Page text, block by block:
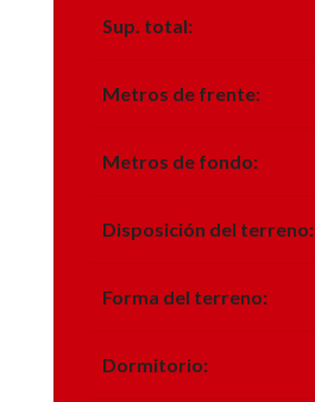
Sup. total:
Metros de frente:
Metros de fondo:
Disposición del terreno:
Forma del terreno:
Dormitorio: